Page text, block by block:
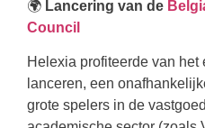
🌍 Lancering van de
Council
Helexia profiteerde van het
lanceren, een
grote spelers in de